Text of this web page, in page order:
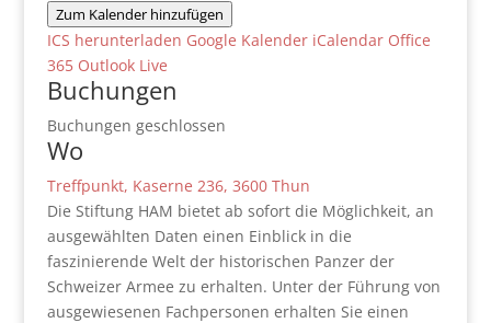
Zum Kalender hinzufügen
ICS herunterladen Google Kalender iCalendar Office
365 Outlook Live
Buchungen
Buchungen geschlossen
Wo
Treffpunkt, Kaserne 236, 3600 Thun
Die Stiftung HAM bietet ab sofort die Möglichkeit, an
ausgewählten Daten einen Einblick in die
faszinierende Welt der historischen Panzer der
Schweizer Armee zu erhalten. Unter der Führung von
ausgewiesenen Fachpersonen erhalten Sie einen